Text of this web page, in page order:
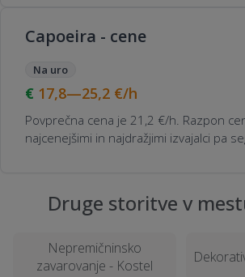
Capoeira - cene
Na uro
17,8—25,2 €/h
Povprečna cena je 21,2 €/h. Razpon
najcenejšimi in najdražjimi izvajalci pa
Druge storitve v
Nepremičninsko
zavarovanje - Kostel